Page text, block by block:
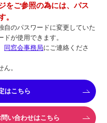
をご参照の為には、パス
。
自のパスワードに変更していた
が使用できます。
同窓会事務局にご連絡くださ
。
はこちら
問い合わせはこちら